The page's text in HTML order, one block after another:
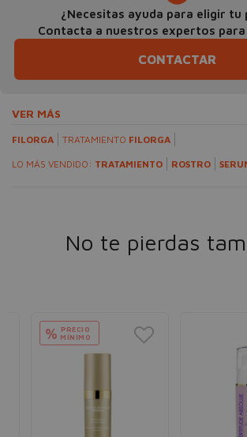
¿Necesitas ayuda para eligir tu
Contacta a nuestros expertos
CONTACTAR
VER MÁS
FILORGA TRATAMIENTO FILORGA
LO MÁS VENDIDO: TRATAMIENTO ROSTRO
No te pierdas
% PRECIO
MÍNIMO